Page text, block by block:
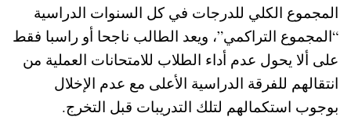
المجموع الكلي للدرجات في كل السنوات الدراسية
“المجموع التراكمي”، ويعد الطالب ناجحا أو راسبا فقط
على ألا يحول عدم أداء الطلاب للامتحانات العملية من
انتقالهم للفرقة الدراسية الأعلى مع عدم الإخلال
بوجوب استكمالهم لتلك التدريبات قبل التخرج.